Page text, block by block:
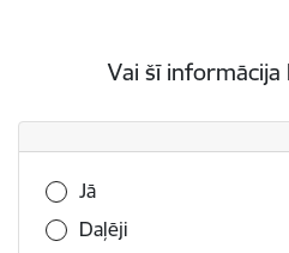
Vai šī informācija
Vai šī informācija bija
Jā
Daļēji